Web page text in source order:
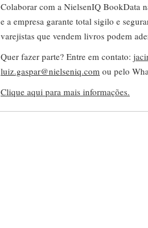
Colaborar com a NielsenIQ BookData
e a empresa garante total sigilo e
varejistas que vendem livros podem
Quer fazer parte? Entre em contato:
luiz.gaspar@nielseniq.com ou pelo
Clique aqui para mais informações.